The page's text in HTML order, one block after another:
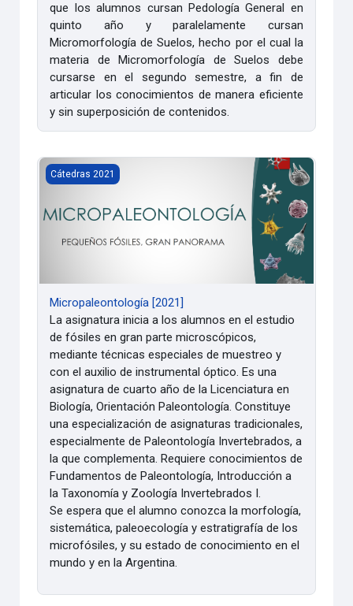
que los alumnos cursan Pedología General en
quinto año y paralelamente cursan
Micromorfología de Suelos, hecho por el cual la
materia de Micromorfología de Suelos debe
cursarse en el segundo semestre, a fin de
articular los conocimientos de manera eficiente
y sin superposición de contenidos.
Micropaleontología [2021]
Cátedras 2021
Micropaleontología [2021]
La asignatura inicia a los alumnos en el estudio
de fósiles en gran parte microscópicos,
mediante técnicas especiales de muestreo y
con el auxilio de instrumental óptico. Es una
asignatura de cuarto año de la Licenciatura en
Biología, Orientación Paleontología. Constituye
una especialización de asignaturas tradicionales,
especialmente de Paleontología Invertebrados, a
la que complementa. Requiere conocimientos de
Fundamentos de Paleontología, Introducción a
la Taxonomía y Zoología Invertebrados I.
Se espera que el alumno conozca la morfología,
sistemática, paleoecología y estratigrafía de los
microfósiles, y su estado de conocimiento en el
mundo y en la Argentina.